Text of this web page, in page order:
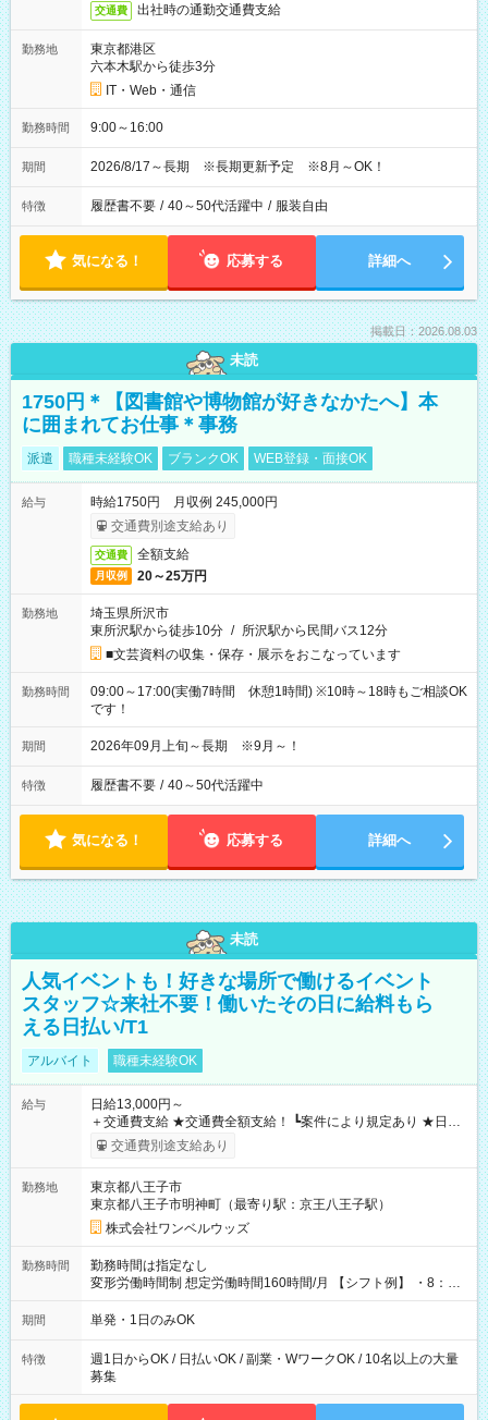
交通費 出社時の通勤交通費支給
勤務地
東京都港区
六本木駅から徒歩3分
IT・Web・通信
勤務時間 9:00～16:00
期間 2026/8/17～長期 ※長期更新予定 ※8月～OK！
特徴 履歴書不要 / 40～50代活躍中 / 服装自由
気になる！ 応募する 詳細へ
掲載日：2026.08.03
未読
1750円＊【図書館や博物館が好きなかたへ】本
に囲まれてお仕事＊事務
派遣 職種未経験OK ブランクOK WEB登録・面接OK
給与
時給1750円 月収例 245,000円
交通費別途支給あり
交通費 全額支給
月収例 20～25万円
勤務地
埼玉県所沢市
東所沢駅から徒歩10分 / 所沢駅から民間バス12分
■文芸資料の収集・保存・展示をおこなっています
勤務時間
09:00～17:00(実働7時間 休憩1時間) ※10時～18時もご相談OK
です！
期間 2026年09月上旬～長期 ※9月～！
特徴 履歴書不要 / 40～50代活躍中
気になる！ 応募する 詳細へ
未読
人気イベントも！好きな場所で働けるイベント
スタッフ☆来社不要！働いたその日に給料もら
える日払い/T1
アルバイト 職種未経験OK
給与
日給13,000円～
＋交通費支給 ★交通費全額支給！ ┗案件により規定あり ★日払
いOK！（規定あり） ┗働いたその日に現金GET♪ お仕事後はコ
ンビニATMから 日払い分を引き落とせます！ 【試用期間】試
交通費別途支給あり
勤務地
東京都八王子市
東京都八王子市明神町（最寄り駅：京王八王子駅）
株式会社ワンベルウッズ
勤務時間
勤務時間は指定なし
変形労働時間制 想定労働時間160時間/月 【シフト例】 ・8：00
～21：00
期間 単発・1日のみOK
特徴
週1日からOK / 日払いOK / 副業・WワークOK / 10名以上の大量
募集